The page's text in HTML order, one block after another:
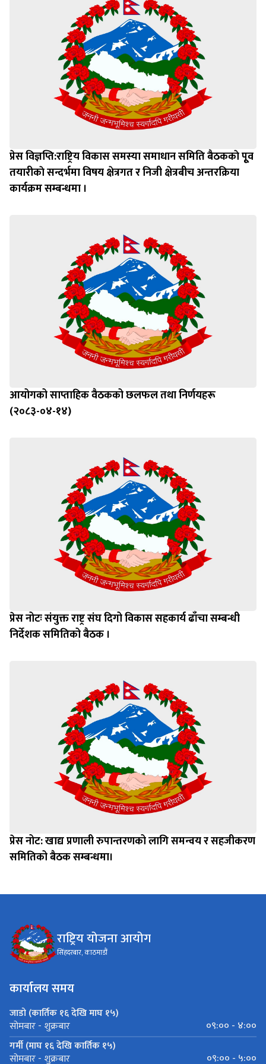
प्रेस विज्ञप्ति:राष्ट्रिय विकास समस्या समाधान समिति बैठककाे पूृव
तयारीकाे सन्दर्भमा विषय क्षेत्रगत र निजी क्षेत्रबीच अन्तरक्रिया
कार्यक्रम सम्बन्धमा ।
आयोगको साप्ताहिक वैठकको छलफल तथा निर्णयहरू
(२०८३-०४-१४)
प्रेस नोटः संयुक्त राष्ट्र संघ दिगो विकास सहकार्य ढाँचा सम्बन्धी
निर्देशक समितिको बैठक ।
प्रेस नोट: खाद्य प्रणाली रुपान्तरणको लागि समन्वय र सहजीकरण
समितिको बैठक सम्बन्धमा।
राष्ट्रिय योजना आयोग
सिंहदरबार, काठमाडौं
कार्यालय समय
जाडो (कार्तिक १६ देखि माघ १५)
सोमबार - शुक्रबार
०९:०० - ४:००
गर्मी (माघ १६ देखि कार्तिक १५)
सोमबार - शुक्रबार ०९:०० - ५:००